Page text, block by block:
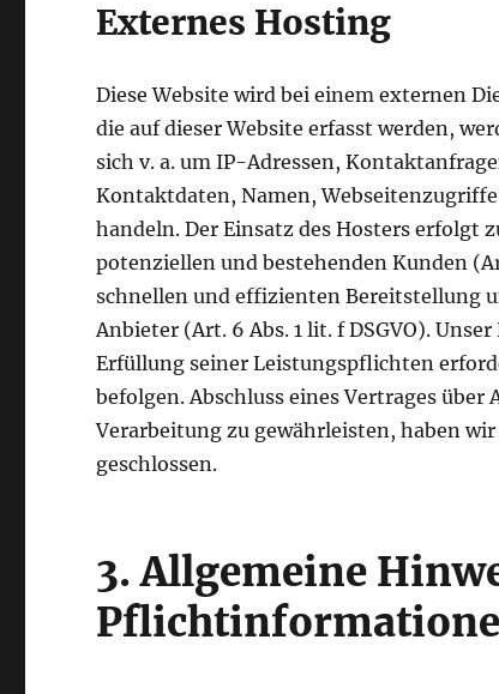
Externes Hosting
Diese Website wird bei einem externen
die auf dieser Website erfasst werden,
sich v. a. um IP-Adressen,
Kontaktdaten, Namen,
handeln. Der Einsatz des Hosters erfolgt
potenziellen und bestehenden Kunden
schnellen und effizienten Bereitstellung
Anbieter (Art. 6 Abs. 1 lit. f DSGVO).
Erfüllung seiner Leistungspflichten
befolgen. Abschluss eines Vertrages
Verarbeitung zu gewährleisten, haben
geschlossen.
3. Allgemeine